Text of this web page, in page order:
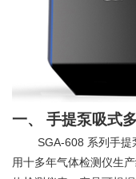
一、 手提泵吸式
SGA-608 系列手提
用十多年气体检测仪生